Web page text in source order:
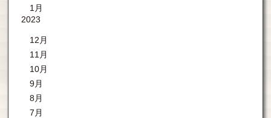
1月
2023
12月
11月
10月
9月
8月
7月